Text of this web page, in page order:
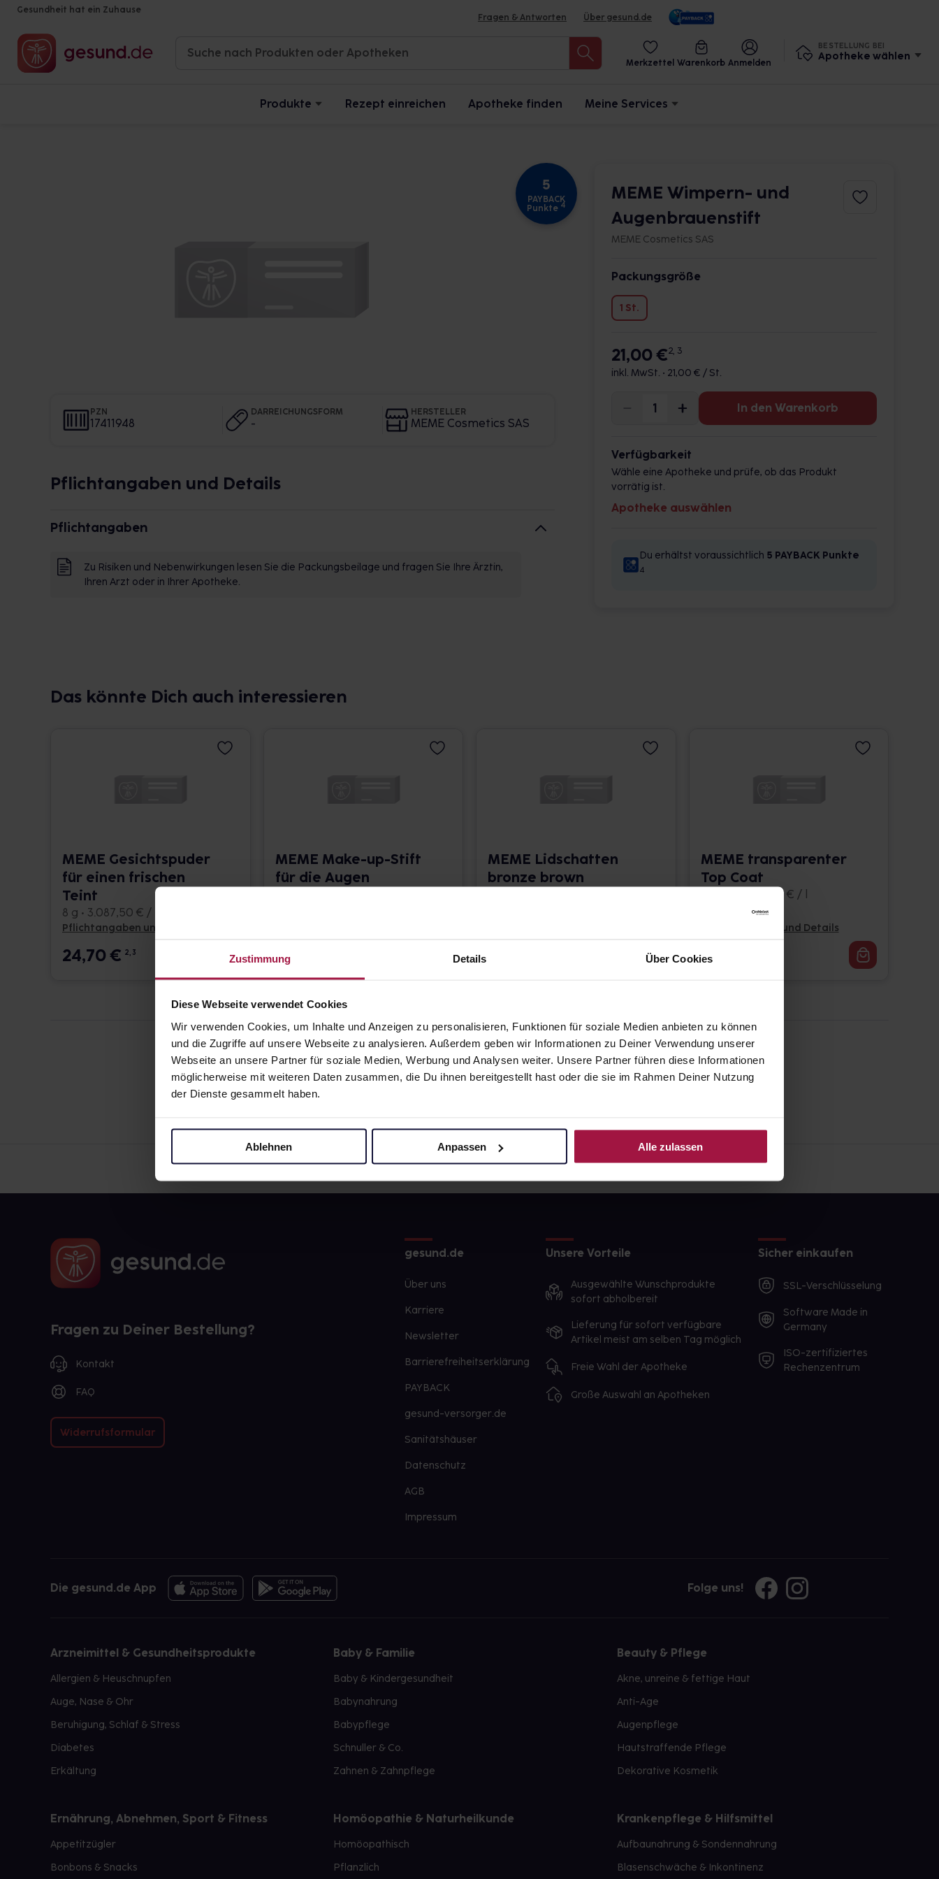
Zustimmung Details Über Cookies
Diese Webseite verwendet Cookies
Wir verwenden Cookies, um Inhalte und Anzeigen zu personalisieren, Funktionen für soziale Medien anbieten zu können
und die Zugriffe auf unsere Webseite zu analysieren. Außerdem geben wir Informationen zu Deiner Verwendung unserer
Webseite an unsere Partner für soziale Medien, Werbung und Analysen weiter. Unsere Partner führen diese Informationen
möglicherweise mit weiteren Daten zusammen, die Du ihnen bereitgestellt hast oder die sie im Rahmen Deiner Nutzung
der Dienste gesammelt haben.
Ablehnen Anpassen Alle zulassen
Gesundheit hat ein Zuhause
Fragen & Antworten Über gesund.de
Merkzettel Warenkorb Anmelden
BESTELLUNG BEI
Apotheke wählen
Produkte Rezept einreichen Apotheke finden Meine Services
5
PAYBACK
Punkte 4
PZN
17411948
DARREICHUNGSFORM
-
HERSTELLER
MEME Cosmetics SAS
Pflichtangaben und Details
Pflichtangaben
Zu Risiken und Nebenwirkungen lesen Sie die Packungsbeilage und fragen Sie Ihre Ärztin,
Ihren Arzt oder in Ihrer Apotheke.
MEME Wimpern- und
Augenbrauenstift
MEME Cosmetics SAS
Packungsgröße
1 St.
21,00 €2, 3
inkl. MwSt. • 21,00 € / St.
In den Warenkorb
Verfügbarkeit
Wähle eine Apotheke und prüfe, ob das Produkt
vorrätig ist.
Apotheke auswählen
Du erhältst voraussichtlich 5 PAYBACK Punkte
4
Das könnte Dich auch interessieren
MEME Gesichtspuder
für einen frischen
Teint
8 g • 3.087,50 € / kg
Pflichtangaben und Details
24,70€ 2, 3
MEME Make-up-Stift
für die Augen
15,80
MEME Lidschatten
bronze brown
MEME transparenter
Top Coat
10 ml • 1.260,00 € / l
Pflichtangaben und Details
12,60
Fragen zu Deiner Bestellung?
Kontakt
FAQ
Widerrufsformular
gesund.de
Über uns
Karriere
Newsletter
Barrierefreiheitserklärung
PAYBACK
gesund-versorger.de
Sanitätshäuser
Datenschutz
AGB
Impressum
Unsere Vorteile
Ausgewählte Wunschprodukte
sofort abholbereit
Lieferung für sofort verfügbare
Artikel meist am selben Tag möglich
Freie Wahl der Apotheke
Große Auswahl an Apotheken
Sicher einkaufen
SSL-Verschlüsselung
Software Made in
Germany
ISO-zertifiziertes
Rechenzentrum
Die gesund.de App Folge uns!
Arzneimittel & Gesundheitsprodukte
Allergien & Heuschnupfen
Auge, Nase & Ohr
Beruhigung, Schlaf & Stress
Diabetes
Erkältung
Baby & Familie
Baby & Kindergesundheit
Babynahrung
Babypflege
Schnuller & Co.
Zahnen & Zahnpflege
Beauty & Pflege
Akne, unreine & fettige Haut
Anti-Age
Augenpflege
Hautstraffende Pflege
Dekorative Kosmetik
Ernährung, Abnehmen, Sport & Fitness
Appetitzügler
Bonbons & Snacks
Homöopathie & Naturheilkunde
Homöopathisch
Pflanzlich
Krankenpflege & Hilfsmittel
Aufbaunahrung & Sondennahrung
Blasenschwäche & Inkontinenz